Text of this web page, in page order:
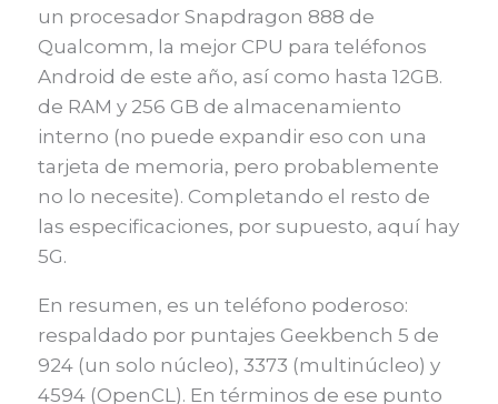
un procesador Snapdragon 888 de
Qualcomm, la mejor CPU para teléfonos
Android de este año, así como hasta 12GB.
de RAM y 256 GB de almacenamiento
interno (no puede expandir eso con una
tarjeta de memoria, pero probablemente
no lo necesite). Completando el resto de
las especificaciones, por supuesto, aquí hay
5G.
En resumen, es un teléfono poderoso:
respaldado por puntajes Geekbench 5 de
924 (un solo núcleo), 3373 (multinúcleo) y
4594 (OpenCL). En términos de ese punto